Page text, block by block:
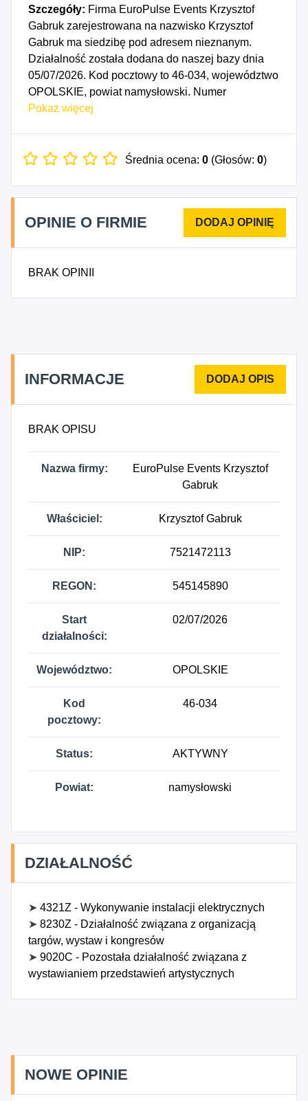
Szczegóły: Firma EuroPulse Events Krzysztof
Gabruk zarejestrowana na nazwisko Krzysztof
Gabruk ma siedzibę pod adresem nieznanym.
Działalność została dodana do naszej bazy dnia
05/07/2026. Kod pocztowy to 46-034, województwo
OPOLSKIE, powiat namysłowski. Numer
Identyfikacji Podatkowej NIP to 7521472113, a
rozpoczęcia działalności gospodarczej przypada
Działalność związana z organizacją targów,
wystaw i kongresów, 9020C - Pozostała
działalność związana z wystawianiem
Pokaż więcej
Średnia ocena: 0 (Głosów: 0)
OPINIE O FIRMIE
BRAK OPINII
INFORMACJE
BRAK OPISU
Nazwa firmy:
EuroPulse Events Krzysztof
Gabruk
Właściciel: Krzysztof Gabruk
NIP: 7521472113
REGON: 545145890
Start
działalności:
02/07/2026
Województwo: OPOLSKIE
Kod
pocztowy:
46-034
Status: AKTYWNY
Powiat: namysłowski
DZIAŁALNOŚĆ
➤ 4321Z - Wykonywanie instalacji elektrycznych
➤ 8230Z - Działalność związana z organizacją
targów, wystaw i kongresów
➤ 9020C - Pozostała działalność związana z
wystawianiem przedstawień artystycznych
NOWE OPINIE